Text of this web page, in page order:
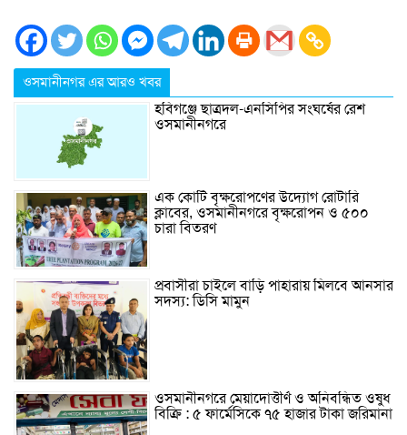
ওসমানীনগর এর আরও খবর
হবিগঞ্জে ছাত্রদল-এনসিপির সংঘর্ষের রেশ
ওসমানীনগরে
এক কোটি বৃক্ষরোপণের উদ্যোগ রোটারি
ক্লাবের, ওসমানীনগরে বৃক্ষরোপন ও ৫০০
চারা বিতরণ
প্রবাসীরা চাইলে বাড়ি পাহারায় মিলবে আনসার
সদস্য: ডিসি মামুন
ওসমানীনগরে মেয়াদোত্তীর্ণ ও অনিবন্ধিত ওষুধ
বিক্রি : ৫ ফার্মেসিকে ৭৫ হাজার টাকা জরিমানা